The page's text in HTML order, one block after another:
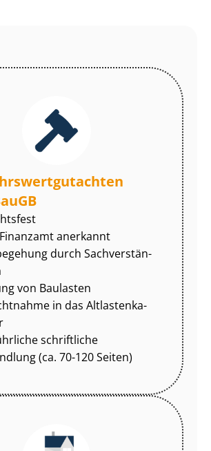
anerkannt
durch Sach­ver­stän­
von Baulasten
in das Alt­las­ten­ka­
schriftliche
(ca. 70-120 Seiten)